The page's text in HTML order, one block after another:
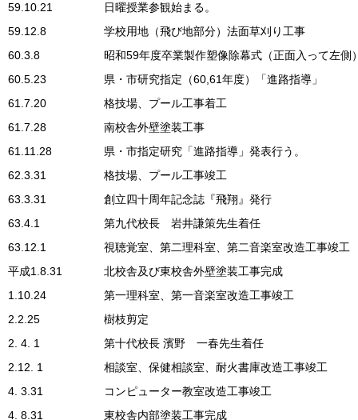
59.10.21
日曜授業参観始まる。
59.12.8
学校用地（飛び地部分）法面草刈り工事
60.3.8
昭和59年度卒業製作塑像除幕式（正面入って左側
60.5.23
県・市研究指定（60,61年度）「進路指導」
61.7.20
格技場、プール工事着工
61.7.28
南校舎外壁塗装工事
61.11.28
県・市指定研究「進路指導」発表行う。
62.3.31
格技場、プール工事竣工
63.3.31
創立四十周年記念誌『飛翔』発行
63.4.1
第九代校長 岩井謙策先生着任
63.12.1
視聴覚室、第二理科室、第二音楽室改造工事竣工
平成1.8.31
北校舎及び東校舎外壁塗装工事完成
1.10.24
第一理科室、第一音楽室改造工事竣工
2.2.25
樹枝剪定
2. 4. 1
第十代校長 濱野 一春先生着任
2.12. 1
相談室、保健相談室、耐火書庫改造工事竣工
4. 3.31
コンピューター教室改造工事竣工
4. 8.31
東校舎内部塗装工事完成